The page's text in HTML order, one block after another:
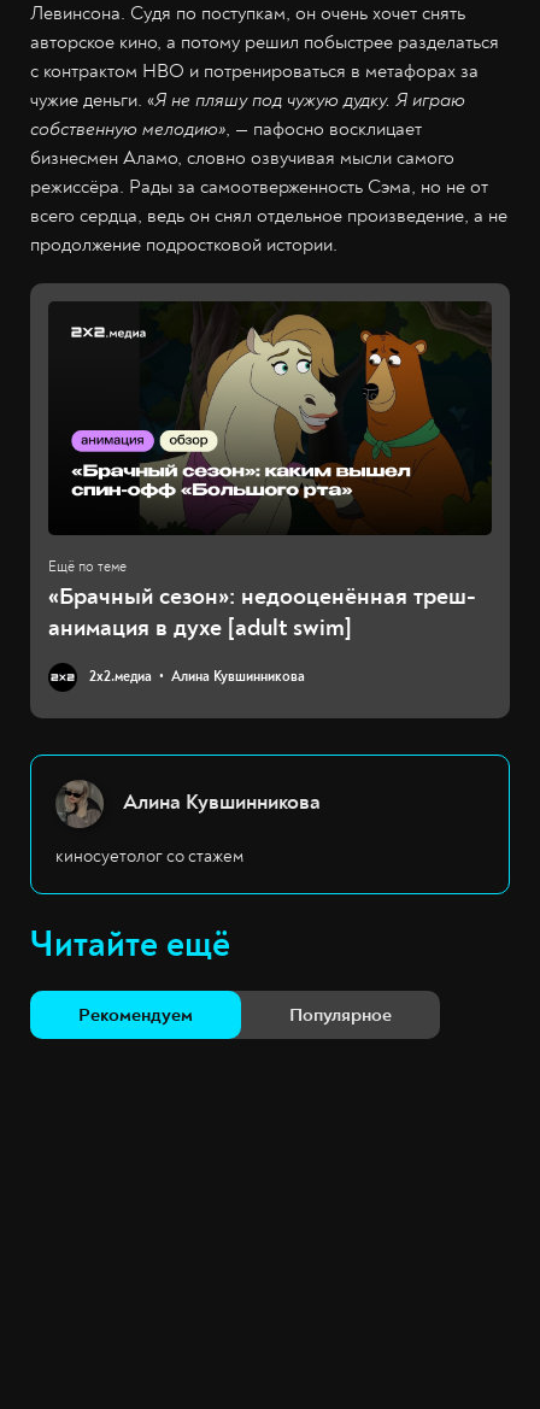
Левинсона. Судя по поступкам, он очень хочет снять
авторское кино, а потому решил побыстрее разделаться
с контрактом HBO и потренироваться в метафорах за
чужие деньги. «Я не пляшу под чужую дудку. Я играю
собственную мелодию», — пафосно восклицает
бизнесмен Аламо, словно озвучивая мысли самого
режиссёра. Рады за самоотверженность Сэма, но не от
всего сердца, ведь он снял отдельное произведение, а не
продолжение подростковой истории.
«Брачный сезон»: недооценённая треш-
анимация в духе [adult swim]
2х2.медиа Алина Кувшинникова
Алина Кувшинникова
киносуетолог со стажем
Читайте ещё
Рекомендуем Популярное